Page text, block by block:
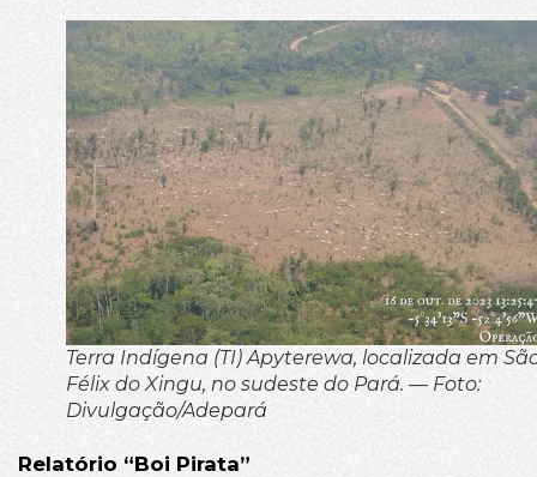
Terra Indígena (TI) Apyterewa, localizada em
Félix do Xingu, no sudeste do Pará. — Foto:
Divulgação/Adepará
Relatório “Boi Pirata”